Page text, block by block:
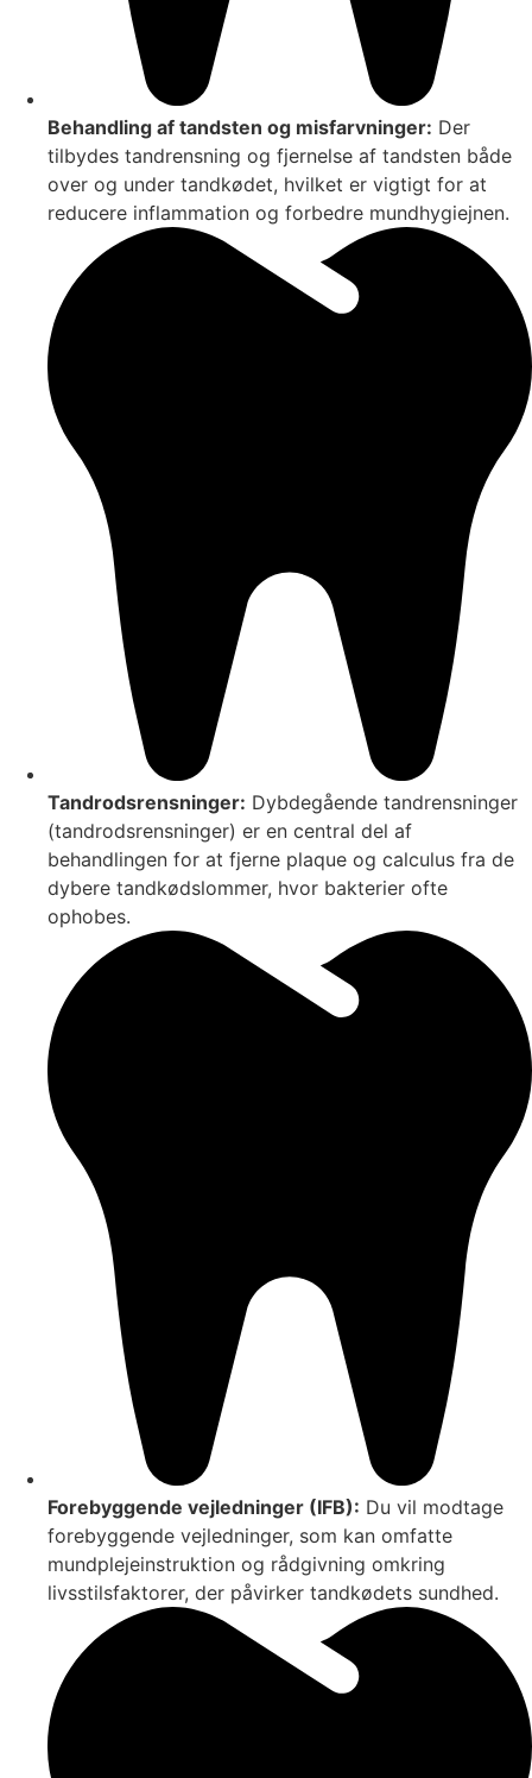
Behandling af tandsten og misfarvninger: Der
tilbydes tandrensning og fjernelse af tandsten både
over og under tandkødet, hvilket er vigtigt for at
reducere inflammation og forbedre mundhygiejnen.
Tandrodsrensninger: Dybdegående tandrensninger
(tandrodsrensninger) er en central del af
behandlingen for at fjerne plaque og calculus fra de
dybere tandkødslommer, hvor bakterier ofte
ophobes.
Forebyggende vejledninger (IFB): Du vil modtage
forebyggende vejledninger, som kan omfatte
mundplejeinstruktion og rådgivning omkring
livsstilsfaktorer, der påvirker tandkødets sundhed.